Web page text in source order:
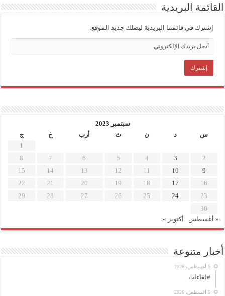
القائمة البريدية
إشترك في قائمتنا البريدية ليصلك جديد الموقع.
سبتمبر 2023
س
د ن ث أرب خ
ج
1
2
3
4
5
6
7
8
9
10
11
12
13
14
15
16
17
18
19
20
21
22
23
24
25
26
27
28
29
30
« أغسطس
أكتوبر »
أخبار متنوعة
5 أغسطس، 2026
#لقاءات
5 أغسطس، 2026